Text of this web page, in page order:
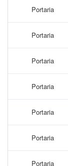
Portaria
Portaria
Portaria
Portaria
Portaria
Portaria
Portaria